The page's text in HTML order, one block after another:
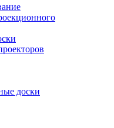
тв
подставки для тв
box
для тв
панели
доски